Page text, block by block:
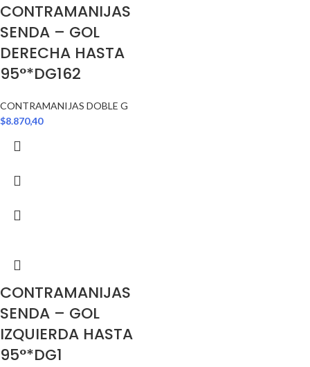
CONTRAMANIJAS
SENDA – GOL
DERECHA HASTA
95°*DG162
CONTRAMANIJAS DOBLE G
$8.870,40
CONTRAMANIJAS
SENDA – GOL
IZQUIERDA HASTA
95°*DG1